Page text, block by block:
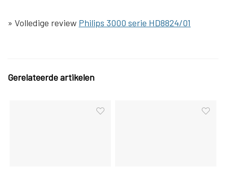
» Volledige review Philips 3000 serie HD8824/01
Gerelateerde artikelen